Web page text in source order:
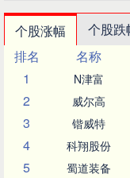
个股涨幅 个股跌
排名
名称
1
N津富
2 威尔高
3 锴威特
4 科翔股份
5 蜀道装备